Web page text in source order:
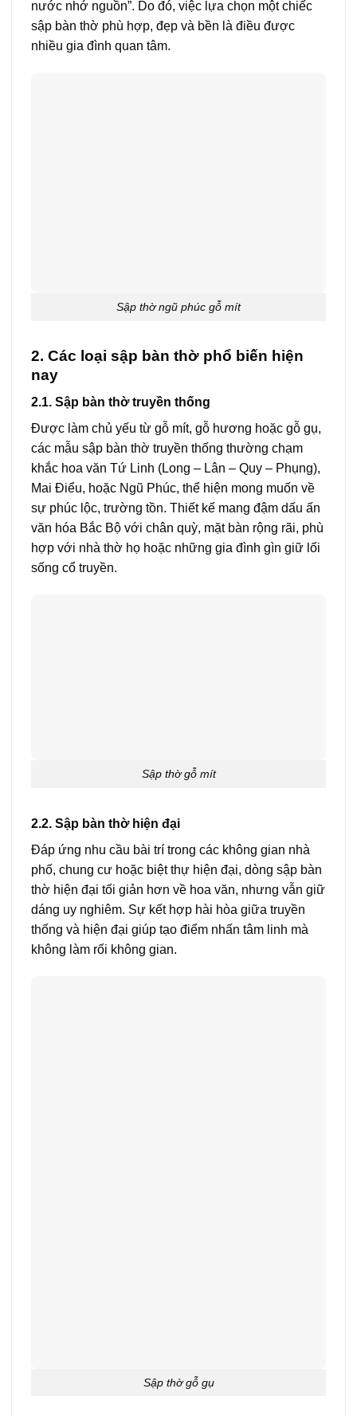
nước nhớ nguồn”. Do đó, việc lựa chọn một chiếc
sập bàn thờ phù hợp, đẹp và bền là điều được
nhiều gia đình quan tâm.
Sập thờ ngũ phúc gỗ mít
2. Các loại sập bàn thờ phổ biến hiện
nay
2.1. Sập bàn thờ truyền thống
Được làm chủ yếu từ gỗ mít, gỗ hương hoặc gỗ gụ,
các mẫu sập bàn thờ truyền thống thường chạm
khắc hoa văn Tứ Linh (Long – Lân – Quy – Phụng),
Mai Điểu, hoặc Ngũ Phúc, thể hiện mong muốn về
sự phúc lộc, trường tồn. Thiết kế mang đậm dấu ấn
văn hóa Bắc Bộ với chân quỳ, mặt bàn rộng rãi, phù
hợp với nhà thờ họ hoặc những gia đình gìn giữ lối
sống cổ truyền.
Sập thờ gỗ mít
2.2. Sập bàn thờ hiện đại
Đáp ứng nhu cầu bài trí trong các không gian nhà
phố, chung cư hoặc biệt thự hiện đại, dòng sập bàn
thờ hiện đại tối giản hơn về hoa văn, nhưng vẫn giữ
dáng uy nghiêm. Sự kết hợp hài hòa giữa truyền
thống và hiện đại giúp tạo điểm nhấn tâm linh mà
không làm rối không gian.
Sập thờ gỗ gụ